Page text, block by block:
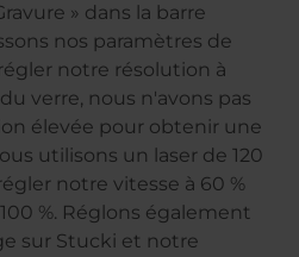
» dans la barre
nos paramètres de
notre résolution à
verre, nous n'avons pas
élevée pour obtenir une
utilisons un laser de 120
notre vitesse à 60 %
%. Réglons également
sur Stucki et notre